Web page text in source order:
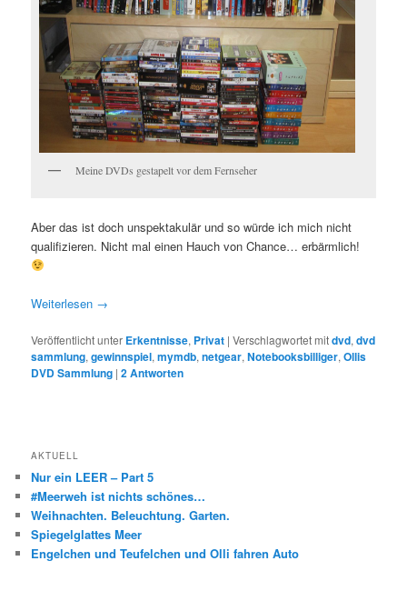
Meine DVDs gestapelt vor dem Fernseher
Aber das ist doch unspektakulär und so würde ich mich nicht
qualifizieren. Nicht mal einen Hauch von Chance… erbärmlich!
Weiterlesen →
Veröffentlicht unter Erkentnisse, Privat |Verschlagwortet mitdvd,dvd
sammlung,gewinnspiel,mymdb,netgear,Notebooksbilliger,Ollis
DVD Sammlung |2Antworten
AKTUELL
Nur ein LEER – Part 5
#Meerweh ist nichts schönes…
Weihnachten. Beleuchtung. Garten.
Spiegelglattes Meer
Engelchen und Teufelchen und Olli fahren Auto